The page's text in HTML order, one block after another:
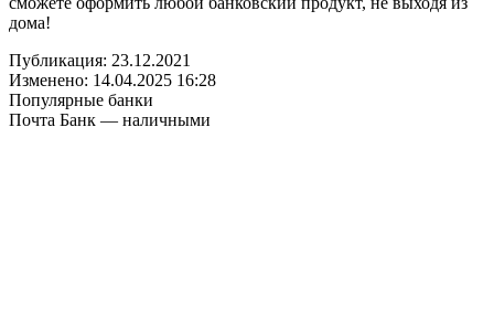
дома!
Публикация: 23.12.2021
Изменено: 14.04.2025 16:28
Популярные банки
Почта Банк — наличными